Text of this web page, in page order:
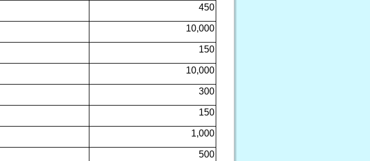
450
10,000
150
10,000
300
150
1,000
500